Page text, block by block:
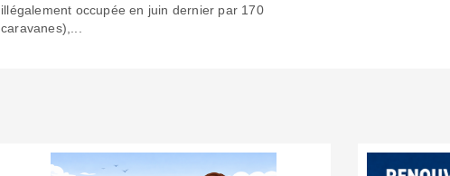
illégalement occupée en juin dernier par 170
caravanes),...